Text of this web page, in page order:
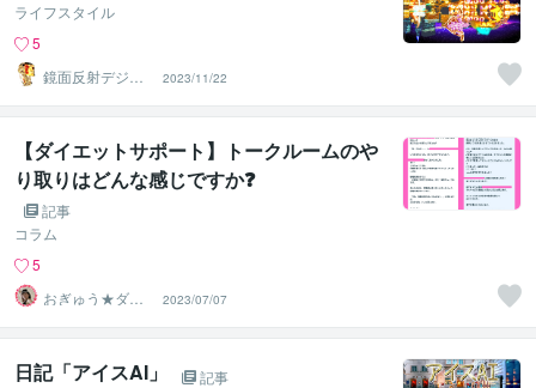
ライフスタイル
5
鏡面反射デジタ
ルアート製作所
（鈴木穣）
2023/11/22
【ダイエットサポート】トークルームのや
り取りはどんな感じですか❓
記事
コラム
5
おぎゅう★ダイ
エットの専門家
2023/07/07
日記「アイスAI」
記事